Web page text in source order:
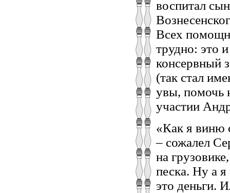
воспитал
Всех
трудно: это
консервный
(так стал
увы, помочь
участии
«Как я виню
– сожалел
на
песка. Ну а я
это деньги.